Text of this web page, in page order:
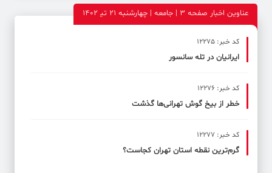
عناوین اخبار صفحه ۳ | جامعه | چهارشنبه 21 تی‍ 1402
کد خبر: 12275
ایرانیان در تله سانسور
کد خبر: 12276
خطر از بیخ گوش تهرانی‌ها گذشت
کد خبر: 12277
گرم‌ترین نقطه استان تهران کجاست؟